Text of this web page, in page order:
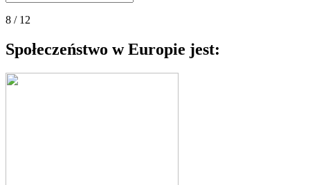
8 / 12
Społeczeństwo w Europie jest: